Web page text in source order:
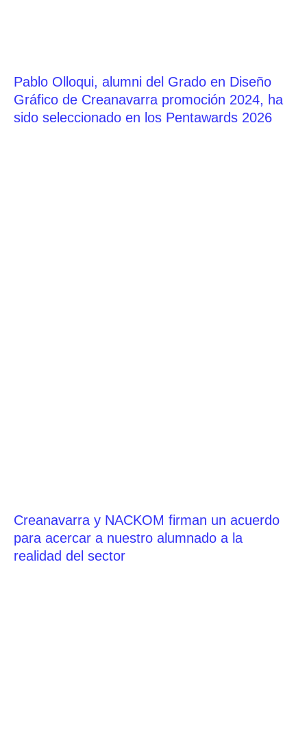
Pablo Olloqui, alumni del Grado en Diseño
Gráfico de Creanavarra promoción 2024, ha
sido seleccionado en los Pentawards 2026
Creanavarra y NACKOM firman un acuerdo
para acercar a nuestro alumnado a la
realidad del sector